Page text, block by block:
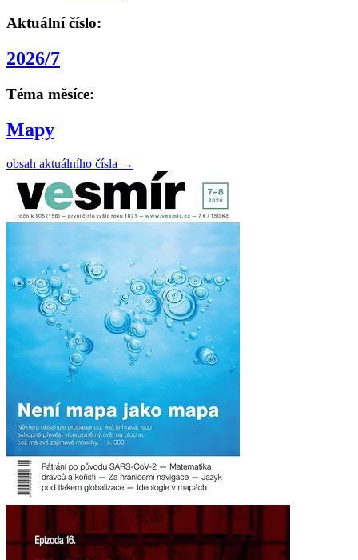
Aktuální číslo:
2026/7
Téma měsíce:
Mapy
obsah aktuálního čísla →